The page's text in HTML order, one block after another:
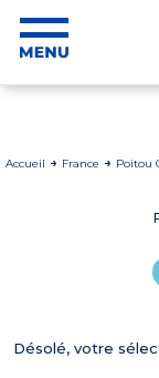
Accueil France Poitou
Désolé, votre